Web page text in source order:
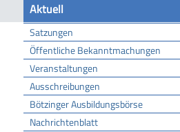
Aktuell
Satzungen
Öffentliche Bekanntmachungen
Veranstaltungen
Ausschreibungen
Bötzinger Ausbildungsbörse
Nachrichtenblatt